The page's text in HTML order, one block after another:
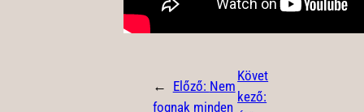
← Előző: Nem
fognak minden
Követ
kező: